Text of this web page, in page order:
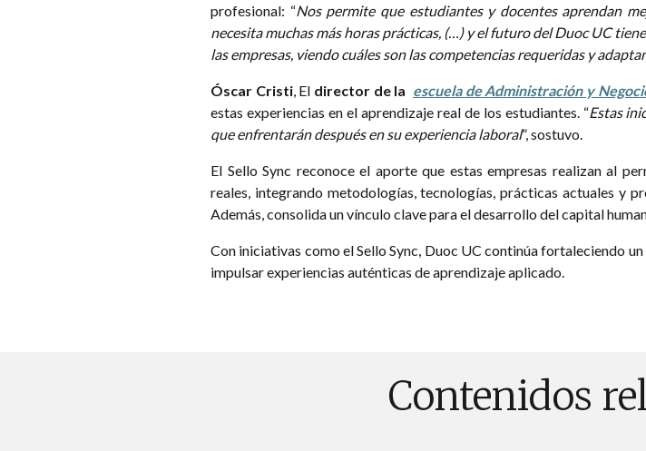
profesional: “Nos permite que estudiantes y docentes aprendan
necesita muchas más horas prácticas, (…) y el futuro del Duoc UC
las empresas, viendo cuáles son las competencias requeridas y
Óscar Cristi, El director de la escuela de Administración y
estas experiencias en el aprendizaje real de los estudiantes. “Estas
que enfrentarán después en su experiencia laboral”, sostuvo.
El Sello Sync reconoce el aporte que estas empresas realizan al
reales, integrando metodologías, tecnologías, prácticas actuales y
Además, consolida un vínculo clave para el desarrollo del capital
Con iniciativas como el Sello Sync, Duoc UC continúa fortaleciendo
impulsar experiencias auténticas de aprendizaje aplicado.
Contenidos